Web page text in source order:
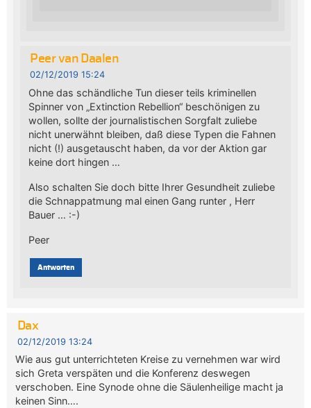
Peer van Daalen
02/12/2019 15:24
Ohne das schändliche Tun dieser teils kriminellen
Spinner von „Extinction Rebellion“ beschönigen zu
wollen, sollte der journalistischen Sorgfalt zuliebe
nicht unerwähnt bleiben, daß diese Typen die Fahnen
nicht (!) ausgetauscht haben, da vor der Aktion gar
keine dort hingen …
Also schalten Sie doch bitte Ihrer Gesundheit zuliebe
die Schnappatmung mal einen Gang runter , Herr
Bauer … :-)
Peer
Antworten
Dax
02/12/2019 13:24
Wie aus gut unterrichteten Kreise zu vernehmen war wird
sich Greta verspäten und die Konferenz deswegen
verschoben. Eine Synode ohne die Säulenheilige macht ja
keinen Sinn….